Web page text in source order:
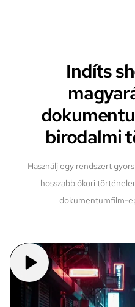
Indíts
birodalmi
Használj egy rendszert
hosszabb ókori
dokumentumfilm-